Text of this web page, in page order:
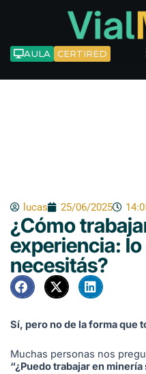
AULA CERTIRED
lucas 25/06/2025
¿Cómo
experiencia:
necesitás?
Sí, pero no de la forma que
Muchas personas nos
“¿Puedo trabajar en